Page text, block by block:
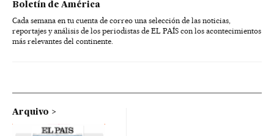
Boletín de América
Cada semana en tu cuenta de correo una selección de las noticias,
reportajes y análisis de los periodistas de EL PAÍS con los acontecimientos
más relevantes del continente.
Arquivo